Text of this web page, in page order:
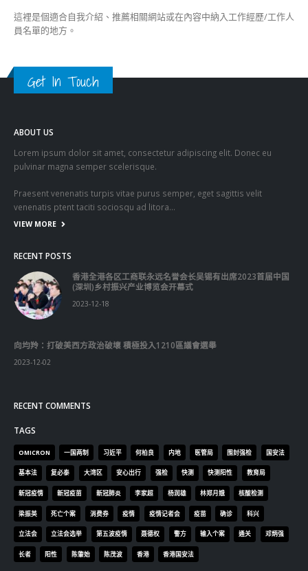
這裡是個適合自我介紹、推薦相關網站或在內容中納入工作經歷/工作人
員名單的地方。
Get In Touch
ABOUT US
Lorem ipsum dolor sit amet, consectetur adipiscing elit. Donec eu
pulvinar magna semper scelerisque.
Praesent venenatis turpis vitae purus semper, eget sagittis velit
venenatis ptent taciti sociosqu ad litora…
VIEW MORE
RECENT POSTS
香港全港各区工商联永远名誉会长吴锡有出席2023首届中国
(深圳)乡村振兴产业博览会开幕式
2023-12-18
向均羚：打破美西方政治破壞 積極投入1210區議會選舉
2023-12-02
RECENT COMMENTS
TAGS
OMICRON 一国两制 习近平 何柏良 内地 医管局 围封强检 国安法
基本法 复必泰 大湾区 安心出行 强检 快测 快测阳性 教育局
新冠疫情 新冠疫苗 新冠肺炎 李家超 杨润雄 林郑月娥 核酸检测
梁振英 死亡个案 消费券 疫情 疫情记者会 疫苗 确诊 科兴
立法会 立法会选举 第五波疫情 聂德权 警方 输入个案 通关 邓炳强
长者 阳性 陈肇始 陈茂波 香港 香港国安法